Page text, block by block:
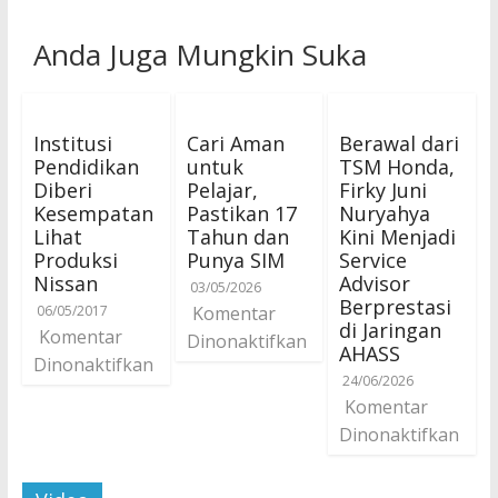
Anda Juga Mungkin Suka
Institusi
Pendidikan
Diberi
Kesempatan
Lihat
Produksi
Nissan
06/05/2017
Komentar
Dinonaktifkan
Cari Aman
untuk
Pelajar,
Pastikan 17
Tahun dan
Punya SIM
03/05/2026
Komentar
Dinonaktifkan
Berawal dari
TSM Honda,
Firky Juni
Nuryahya
Kini Menjadi
Service
Advisor
Berprestasi
di Jaringan
AHASS
24/06/2026
Komentar
Dinonaktifkan